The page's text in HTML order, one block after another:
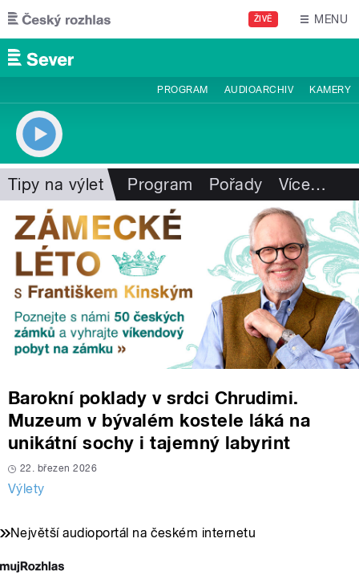
Přejít k hlavnímu obsahu
ŽIVĚ MENU
PROGRAM AUDIOARCHIV KAMERY
Tipy na výlet Program Pořady Více…
Barokní poklady v srdci Chrudimi.
Muzeum v bývalém kostele láká na
unikátní sochy i tajemný labyrint
22. březen 2026
Výlety
Největší audioportál na českém internetu